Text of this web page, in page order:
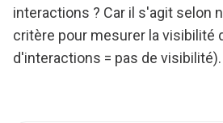
interactions ? Car il s'agit selon
critère pour mesurer la visibilité
d'interactions = pas de visibilité).